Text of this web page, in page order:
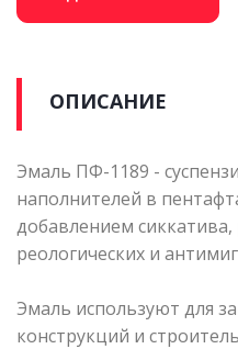
ОПИСАНИЕ
Эмаль ПФ-1189 -
наполнителей в
добавлением сиккатива,
реологических и
Эмаль используют для
конструкций и